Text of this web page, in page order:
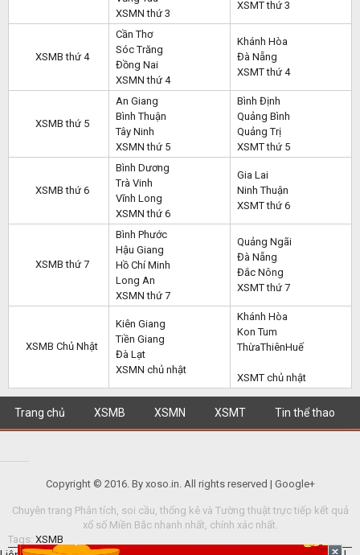
XSMN thứ 3
XSMT thứ 3
XSMB thứ 4
Cần Thơ
Sóc Trăng
Đồng Nai
XSMN thứ 4
Khánh Hòa
Đà Nẵng
XSMT thứ 4
XSMB thứ 5
An Giang
Bình Thuận
Tây Ninh
XSMN thứ 5
Bình Định
Quảng Bình
Quảng Trị
XSMT thứ 5
XSMB thứ 6
Bình Dương
Trà Vinh
Vĩnh Long
XSMN thứ 6
Gia Lai
Ninh Thuận
XSMT thứ 6
XSMB thứ 7
Bình Phước
Hậu Giang
Hồ Chí Minh
Long An
XSMN thứ 7
Quảng Ngãi
Đà Nẵng
Đắc Nông
XSMT thứ 7
XSMB Chủ Nhật
Kiên Giang
Tiền Giang
Đà Lạt
XSMN chủ nhật
Khánh Hòa
Kon Tum
ThừaThiênHuế
XSMT chủ nhật
Trang chủ XSMB XSMN XSMT Tin thể thao
Copyright © 2016. By xoso.in. All rights reserved | Google+
Chuyên trang Phân tích, soi cầu, thống kê và Tường thuật trực tiếp kết quả
xổ số Miền Bắc nhanh nhất, chính xác nhất.
Tags: XSMB